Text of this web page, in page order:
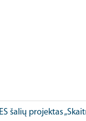
ES šalių projektas